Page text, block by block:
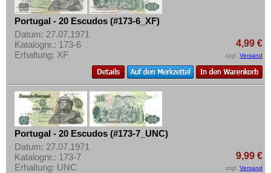
Portugal - 20 Escudos (#173-6_XF)
Datum: 27.07.1971
Katalognr.: 173-6
Erhaltung: XF
4,99 €
zzgl. Versand
Portugal - 20 Escudos (#173-7_UNC)
Datum: 27.07.1971
Katalognr.: 173-7
Erhaltung: UNC
9,99 €
zzgl. Versand